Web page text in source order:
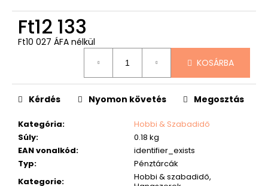
Ft12 133
Ft10 027 ÁFA nélkül
KOSÁRBA
Kategória:
Hobbi & Szabadidő
Súly:
0.18 kg
EAN vonalkód:
identifier_exists
Typ:
Pénztárcák
Kategorie:
Hobbi & szabadidő,
Kérdés Nyomon követés Megosztás